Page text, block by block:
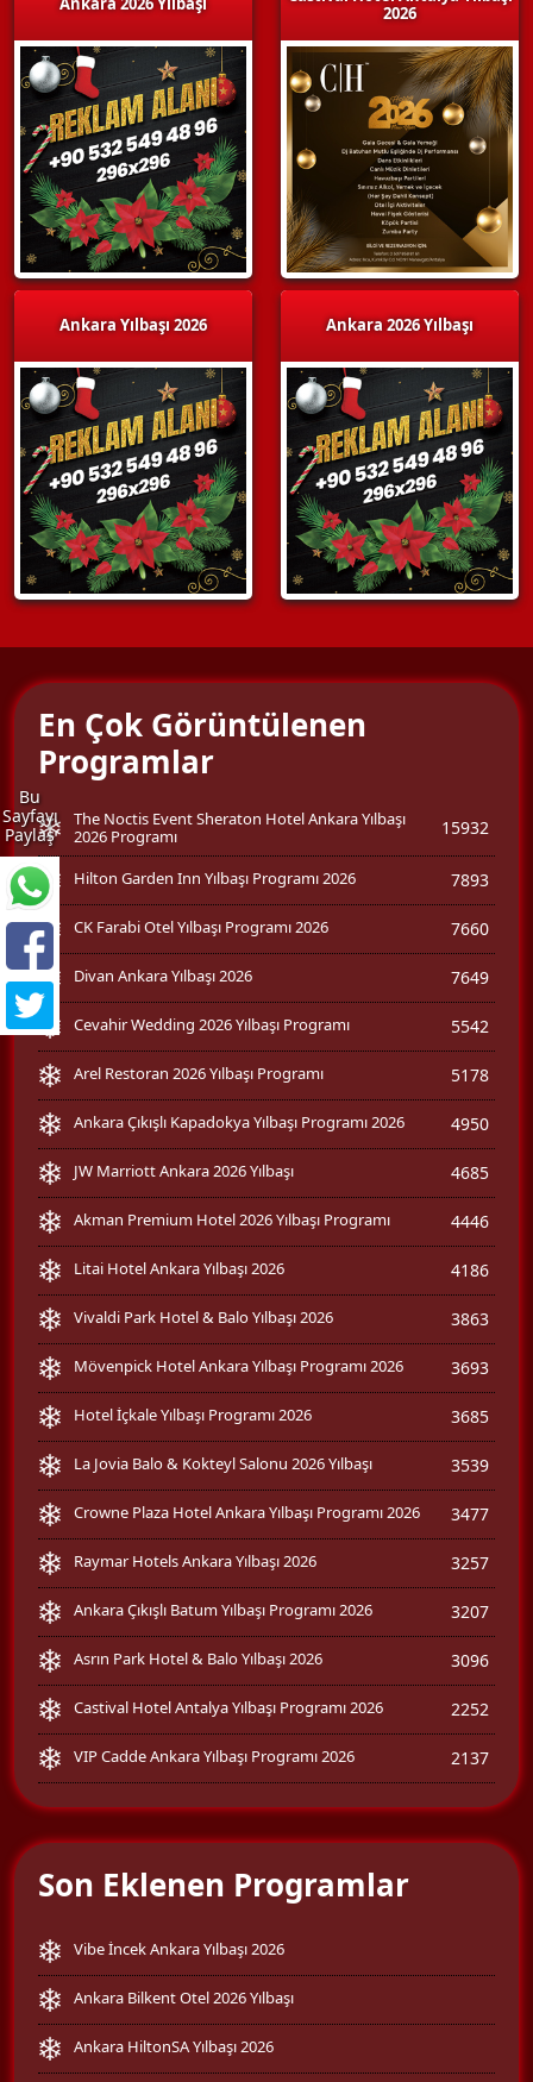
Ankara Yılbaşı 2026
2026
Ankara 2026 Yılbaşı
Bu
Sayfayı
Paylaş
En Çok Görüntülenen
Programlar
The Noctis Event Sheraton Hotel Ankara Yılbaşı
2026 Programı
15932
Hilton Garden Inn Yılbaşı Programı 2026 7893
CK Farabi Otel Yılbaşı Programı 2026 7660
Divan Ankara Yılbaşı 2026 7649
Cevahir Wedding 2026 Yılbaşı Programı 5542
Arel Restoran 2026 Yılbaşı Programı 5178
Ankara Çıkışlı Kapadokya Yılbaşı Programı 2026 4950
JW Marriott Ankara 2026 Yılbaşı 4685
Akman Premium Hotel 2026 Yılbaşı Programı 4446
Litai Hotel Ankara Yılbaşı 2026 4186
Vivaldi Park Hotel & Balo Yılbaşı 2026 3863
Mövenpick Hotel Ankara Yılbaşı Programı 2026 3693
Hotel İçkale Yılbaşı Programı 2026 3685
La Jovia Balo & Kokteyl Salonu 2026 Yılbaşı 3539
Crowne Plaza Hotel Ankara Yılbaşı Programı 2026 3477
Raymar Hotels Ankara Yılbaşı 2026 3257
Ankara Çıkışlı Batum Yılbaşı Programı 2026 3207
Asrın Park Hotel & Balo Yılbaşı 2026 3096
Castival Hotel Antalya Yılbaşı Programı 2026 2252
VIP Cadde Ankara Yılbaşı Programı 2026 2137
Son Eklenen Programlar
Vibe İncek Ankara Yılbaşı 2026
Ankara Bilkent Otel 2026 Yılbaşı
Ankara HiltonSA Yılbaşı 2026